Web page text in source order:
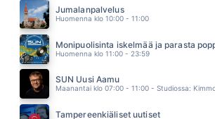
VIIVI
11.39
LAURA VOUTILAINEN
11.34
Jumalanpalvelus
Huomenna klo 10:00 - 11:00
Monipuolisinta iskelmää ja parasta
Huomenna klo 11:00 - 23:59
SUN Uusi Aamu
Maanantai klo 07:00 - 11:00 - Studiossa:
Tampereenkiäliset uutiset